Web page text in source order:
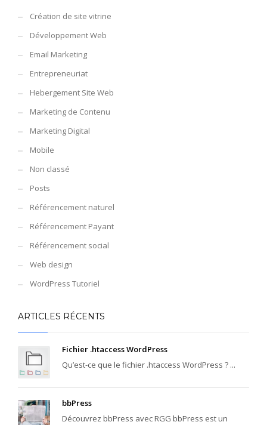
Création de site vitrine
Développement Web
Email Marketing
Entrepreneuriat
Hebergement Site Web
Marketing de Contenu
Marketing Digital
Mobile
Non classé
Posts
Référencement naturel
Référencement Payant
Référencement social
Web design
WordPress Tutoriel
ARTICLES RÉCENTS
Fichier .htaccess WordPress
Qu’est-ce que le fichier .htaccess WordPress ? ...
bbPress
Découvrez bbPress avec RGG bbPress est un